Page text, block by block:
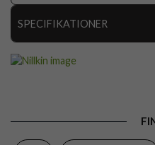
SPECIFIKATIONER